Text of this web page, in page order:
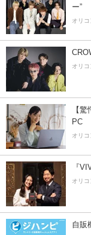
ー”
オリ
オリ
【
PC
オリ
『
オリ
自販